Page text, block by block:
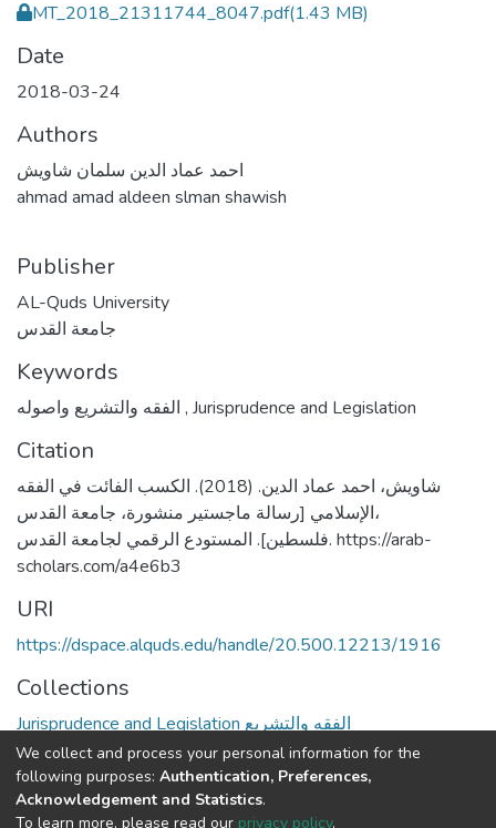
MT_2018_21311744_8047.pdf(1.43 MB)
Date
2018-03-24
Authors
احمد عماد الدين سلمان شاويش
ahmad amad aldeen slman shawish
Publisher
AL-Quds University
جامعة القدس
Keywords
, Jurisprudence and Legislation
Citation
شاويش، احمد عماد الدين. (2018). الكسب الفائت في الفقه
الإسلامي [رسالة ماجستير منشورة، جامعة القدس،
فلسطين]. المستودع الرقمي لجامعة القدس. https://arab-
scholars.com/a4e6b3
URI
https://dspace.alquds.edu/handle/20.500.12213/1916
Collections
Jurisprudence and Legislation الفقه والتشريع
Full item page
We collect and process your personal information for the
following purposes: Authentication, Preferences,
Acknowledgement and Statistics.
To learn more, please read our privacy policy.